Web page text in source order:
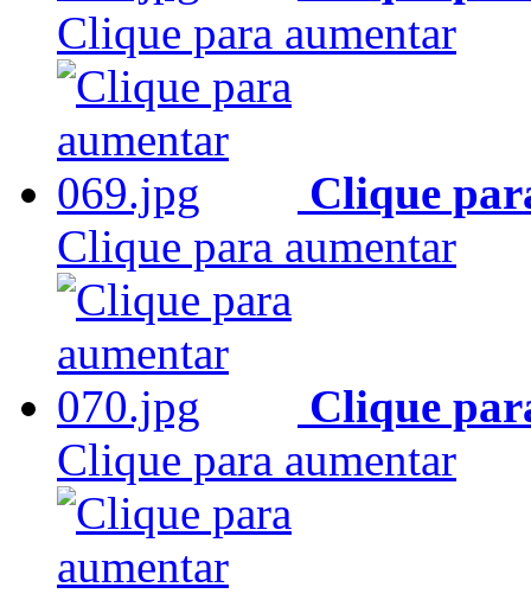
Clique para aumentar
Clique
Clique para aumentar
Clique
Clique para aumentar